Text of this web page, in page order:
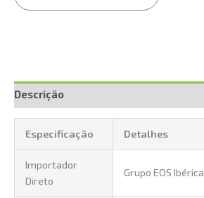
Descrição
Especificação Detalhes
Importador
Direto
Grupo EOS Ibérica